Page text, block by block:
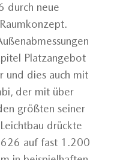
durch neue
Platzangebot
und dies auch mit
der mit über
größten seiner
drückte
auf fast 1.200